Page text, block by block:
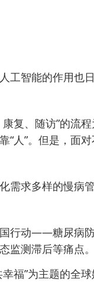
工智能的作用也
复、随访”的流
“人”。但是，面
需求多样的慢病
行动——糖尿病
监测滞后等痛点
福”为主题的全